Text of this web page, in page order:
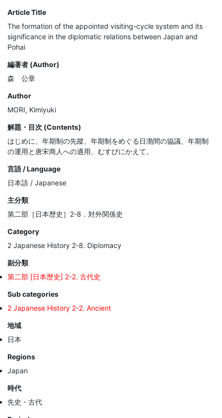
Article Title
The formation of the appointed visiting-cycle system and its
significance in the diplomatic relations between Japan and
Pohai
編著者 (Author)
森 公章
Author
MORI, Kimiyuki
解題・目次 (Contents)
はじめに、年期制の先蹤、年期制をめぐる日渤間の協議、年期制
の運用と唐宋商人への適用、むすびにかえて。
言語 / Language
日本語 / Japanese
主分類
第二部［日本歴史］2-8．対外関係史
Category
2 Japanese History 2-8. Diplomacy
副分類
第二部 [日本歴史] 2-2. 古代史
Sub categories
2 Japanese History 2-2. Ancient
地域
日本
Regions
Japan
時代
先史・古代